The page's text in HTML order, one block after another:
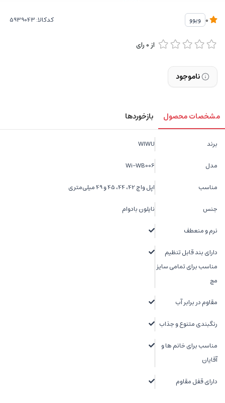
ویوو کدکالا:
از0 رای
ناموجود
مشخصات محصول بازخوردها
برند WIWU
مدل Wi-WB006
مناسب اپل واچ 42، 44، 45 و 49 میلی‌متری
جنس نایلون بادوام
نرم و منعطف
دارای بند قابل تنظیم
مناسب برای تمامی سایز
مچ
مقاوم در برابر آب
رنگبندی متنوع و جذاب
مناسب برای خانم ها و
آقایان
دارای قفل مقاوم